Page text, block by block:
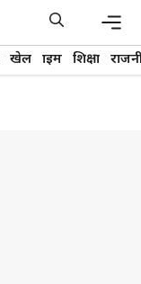
खेल क्राइम शिक्षा